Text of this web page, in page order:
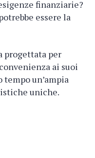
finanziarie?
essere la
progettata per
ai suoi
un’ampia
uniche.